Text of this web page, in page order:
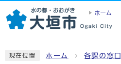
ホーム
現在位置 ホーム 各課の窓口